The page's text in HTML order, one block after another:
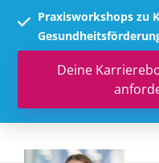
Praxisworkshops zu
Deine